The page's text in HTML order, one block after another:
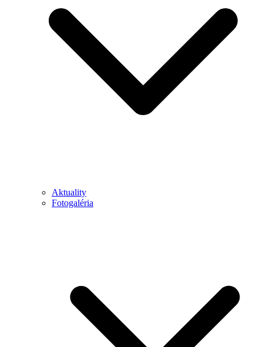
Aktuality
Fotogaléria